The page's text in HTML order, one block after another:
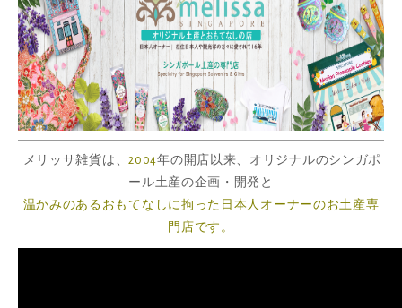
メリッサ雑貨は、2004年の開店以来、オリジナルのシンガポ
ール土産の企画・開発と
温かみのあるおもてなしに拘った日本人オーナーのお土産専
門店です。